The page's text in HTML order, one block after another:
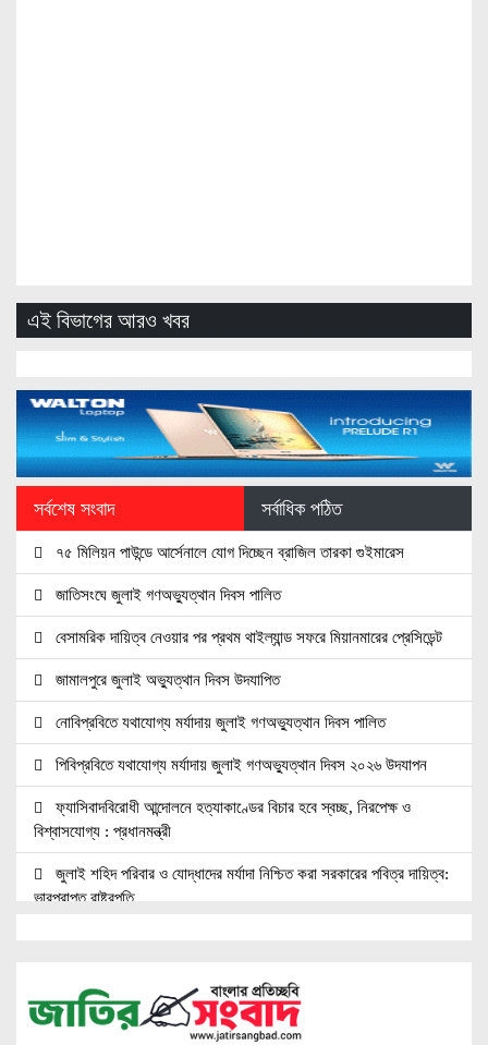
এই বিভাগের আরও খবর
সর্বশেষ সংবাদ সর্বাধিক পঠিত
৭৫ মিলিয়ন পাউন্ডে আর্সেনালে যোগ দিচ্ছেন ব্রাজিল তারকা গুইমারেস
জাতিসংঘে জুলাই গণঅভ্যুত্থান দিবস পালিত
বেসামরিক দায়িত্ব নেওয়ার পর প্রথম থাইল্যান্ড সফরে মিয়ানমারের প্রেসিডেন্ট
জামালপুরে জুলাই অভ্যুত্থান দিবস উদযাপিত
নোবিপ্রবিতে যথাযোগ্য মর্যাদায় জুলাই গণঅভ্যুত্থান দিবস পালিত
পিবিপ্রবিতে যথাযোগ্য মর্যাদায় জুলাই গণঅভ্যুত্থান দিবস ২০২৬ উদযাপন
ফ্যাসিবাদবিরোধী আন্দোলনে হত্যাকাণ্ডের বিচার হবে স্বচ্ছ, নিরপেক্ষ ও
বিশ্বাসযোগ্য : প্রধানমন্ত্রী
জুলাই শহিদ পরিবার ও যোদ্ধাদের মর্যাদা নিশ্চিত করা সরকারের পবিত্র দায়িত্ব:
ভারপ্রাপ্ত রাষ্ট্রপতি
উচ্চশিক্ষার দ্বার খুলতে ‘ওভারসীজ এডুকেয়ার’ ও ‘এডু উইংস হাব’-এর নতুন
যাত্রা